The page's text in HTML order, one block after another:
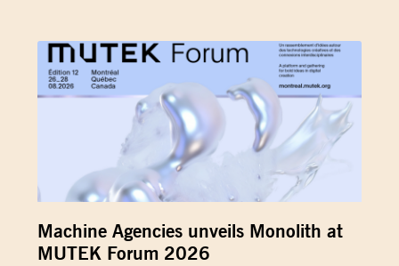
Machine Agencies unveils Monolith at
MUTEK Forum 2026